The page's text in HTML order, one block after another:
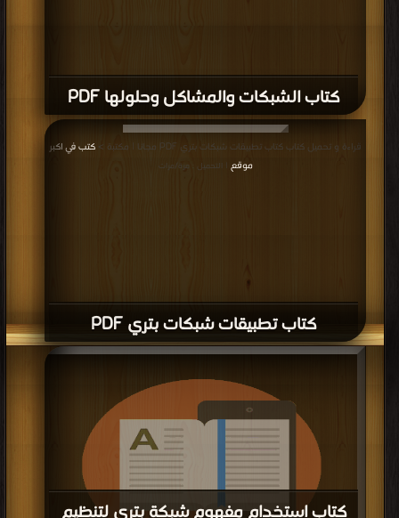
كتاب الشبكات والمشاكل وحلولها PDF
كتاب تطبيقات شبكات بتري PDF
قراءة و تحميل كتاب كتاب تطبيقات شبكات بتري PDF مجانا | مكتبة >
كتب في اكبر
موقع
| التحميل : مرة/مرات